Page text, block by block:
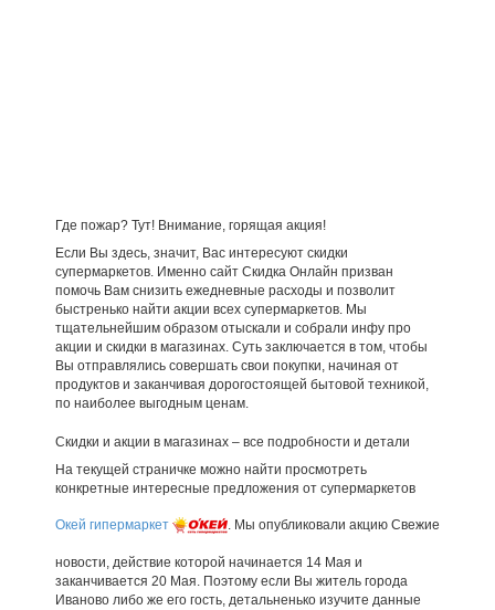
Где пожар? Тут! Внимание, горящая акция!
Если Вы здесь, значит, Вас интересуют скидки
супермаркетов. Именно сайт Скидка Онлайн призван
помочь Вам снизить ежедневные расходы и позволит
быстренько найти акции всех супермаркетов. Мы
тщательнейшим образом отыскали и собрали инфу про
акции и скидки в магазинах. Суть заключается в том, чтобы
Вы отправлялись совершать свои покупки, начиная от
продуктов и заканчивая дорогостоящей бытовой техникой,
по наиболее выгодным ценам.
Скидки и акции в магазинах – все подробности и детали
На текущей страничке можно найти просмотреть
конкретные интересные предложения от супермаркетов
Окей гипермаркет . Мы опубликовали акцию Свежие
новости, действие которой начинается 14 Мая и
заканчивается 20 Мая. Поэтому если Вы житель города
Иваново либо же его гость, детальненько изучите данные